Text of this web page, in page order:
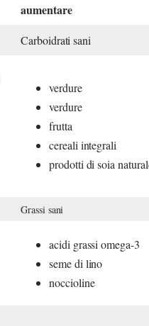
aumentare
Carboidrati sani
verdure
verdure
frutta
cereali integrali
prodotti di soia
Grassi sani
acidi grassi omega-3
seme di lino
noccioline